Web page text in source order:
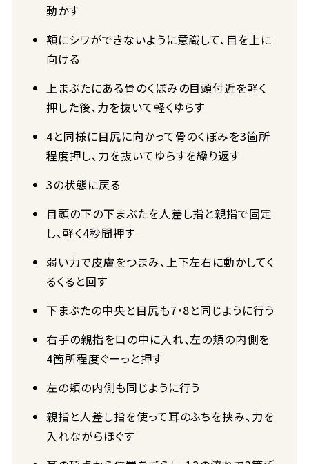
動かす
額にシワができないように意識して、目を上に
向ける
上まぶたにある骨のくぼみの目頭付近を軽く
押した後、力を抜いて軽くゆらす
4と同様に目尻に向かって骨のくぼみを3箇所
程度押し、力を抜いてゆらすを繰り返す
3の状態に戻る
目頭の下の下まぶたを人差し指と親指で固定
し、軽く4秒間押す
弱い力で皮膚をつまみ、上下左右に動かしてく
るくると回す
下まぶたの中央と目尻も7・8と同じように行う
右手の親指を口の中に入れ、左の頬の内側を
4箇所程度ぐーっと押す
左の頬の内側も同じように行う
親指と人差し指を使って耳のふちを挟み、力を
入れながらほぐす